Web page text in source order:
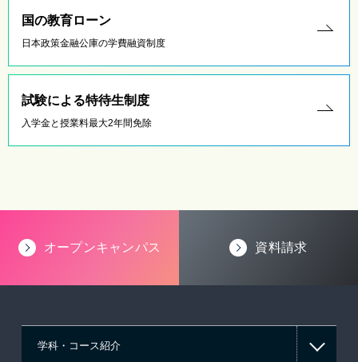
国の教育ローン
日本政策金融公庫の学費融資制度
試験による特待生制度
入学金と授業料最大2年間免除
オープンキャンパス 資料請求
学科・コース紹介